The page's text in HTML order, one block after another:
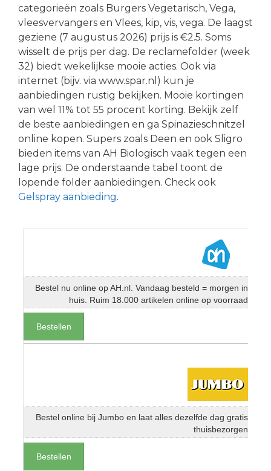
categorieën zoals Burgers Vegetarisch, Vega,
vleesvervangers en Vlees, kip, vis, vega. De laagst
geziene (7 augustus 2026) prijs is €2.5. Soms
wisselt de prijs per dag. De reclamefolder (week
32) biedt wekelijkse mooie acties. Ook via
internet (bijv. via www.spar.nl) kun je
aanbiedingen rustig bekijken. Mooie kortingen
van wel 11% tot 55 procent korting. Bekijk zelf
de beste aanbiedingen en ga Spinazieschnitzel
online kopen. Supers zoals Deen en ook Sligro
bieden items van AH Biologisch vaak tegen een
lage prijs. De onderstaande tabel toont de
lopende folder aanbiedingen. Check ook
Gelspray aanbieding.
Bestel nu online op AH.nl. Vandaag besteld = morgen in
huis. Ruim 18.000 artikelen online op voorraad
Bestellen
Bestel online bij Jumbo en laat alles dezelfde dag gratis
thuisbezorgen
Bestellen